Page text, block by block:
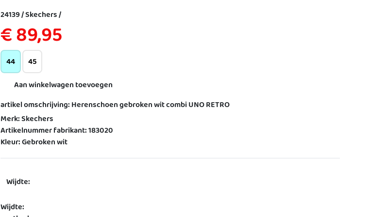
24139 / Skechers /
€ 89,95
44 45
Aan winkelwagen toevoegen
artikel omschrijving: Herenschoen gebroken wit combi UNO RETRO
Merk: Skechers
Artikelnummer fabrikant: 183020
Kleur: Gebroken wit
Wijdte:
Wijdte: